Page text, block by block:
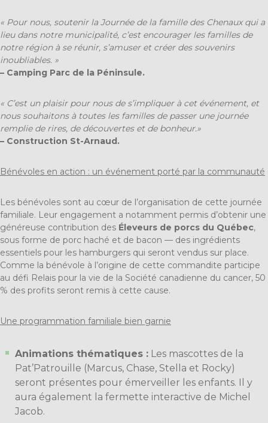
« Pour nous, soutenir la Journée de la famille des Chenaux qui a
lieu dans notre municipalité, c’est encourager les familles de
notre région à se réunir, s’amuser et créer des souvenirs
inoubliables. »
– Camping Parc de la Péninsule.
« C’est un plaisir pour nous de s’impliquer à cet événement, et
nous souhaitons à toutes les familles de passer une journée
remplie de rires, de découvertes et de bonheur.»
– Construction St-Arnaud.
Bénévoles en action : un événement porté par la communauté
Les bénévoles sont au cœur de l’organisation de cette journée
familiale. Leur engagement a notamment permis d’obtenir une
généreuse contribution des Éleveurs de porcs du Québec,
sous forme de porc haché et de bacon — des ingrédients
essentiels pour les hamburgers qui seront vendus sur place.
Comme la bénévole à l’origine de cette commandite participe
au défi Relais pour la vie de la Société canadienne du cancer, 50
% des profits seront remis à cette cause.
Une programmation familiale bien garnie
Animations thématiques : Les mascottes de la
Pat’Patrouille (Marcus, Chase, Stella et Rocky)
seront présentes pour émerveiller les enfants. Il y
aura également la fermette interactive de Michel
Jacob.